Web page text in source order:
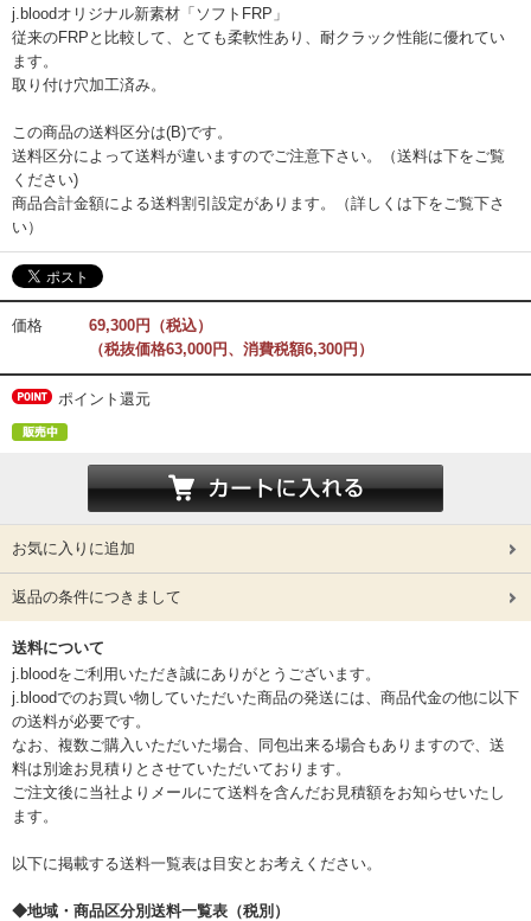
j.bloodオリジナル新素材「ソフトFRP」
従来のFRPと比較して、とても柔軟性あり、耐クラック性能に優れてい
ます。
取り付け穴加工済み。
この商品の送料区分は(B)です。
送料区分によって送料が違いますのでご注意下さい。（送料は下をご覧
ください)
商品合計金額による送料割引設定があります。（詳しくは下をご覧下さ
い）
価格
69,300円（税込）
（税抜価格63,000円、消費税額6,300円）
ポイント還元
お気に入りに追加
返品の条件につきまして
送料について
j.bloodをご利用いただき誠にありがとうございます。
j.bloodでのお買い物していただいた商品の発送には、商品代金の他に以下
の送料が必要です。
なお、複数ご購入いただいた場合、同包出来る場合もありますので、送
料は別途お見積りとさせていただいております。
ご注文後に当社よりメールにて送料を含んだお見積額をお知らせいたし
ます。
以下に掲載する送料一覧表は目安とお考えください。
◆地域・商品区分別送料一覧表（税別）